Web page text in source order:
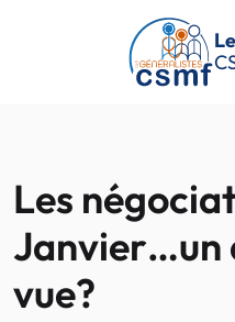
Passer au contenu principal
Les
Janvier…un
vue?